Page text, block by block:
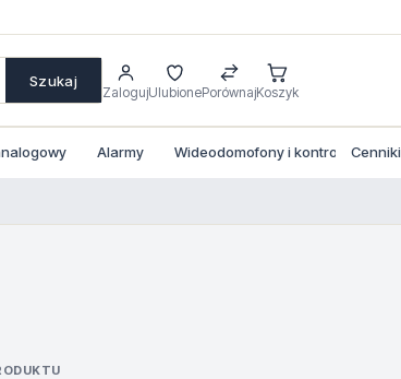
Szukaj
ZalogujUlubionePorównajKoszyk
Alarmy Wideodomofony i kontrola dostepu
Cenniki